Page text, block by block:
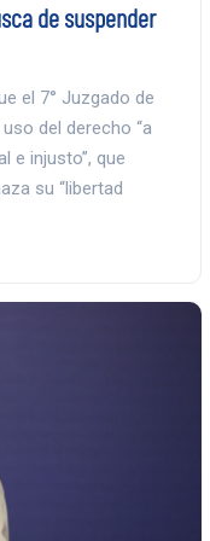
de suspender
el 7° Juzgado de
del derecho “a
e injusto”, que
su “libertad